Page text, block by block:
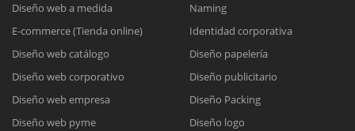
Diseño web a medida
E-commerce (Tienda online)
Diseño web catálogo
Diseño web corporativo
Diseño web empresa
Diseño web pyme
Naming
Identidad corporativa
Diseño papelería
Diseño publicitario
Diseño Packing
Diseño logo